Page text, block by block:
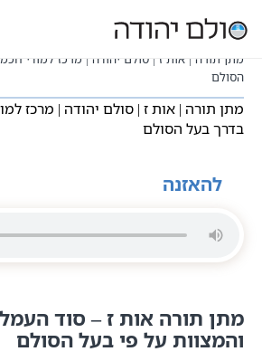
content
עמוד ראשי
מתן
שיעורי קבלה כתבי אשלג
מתן תורה | אות ז | סולם יהודה | מרכז למודי
הסולם
מתן תורה | אות ז | סולם יהודה | מרכז
בדרך בעל הסולם
להאזנה
מתן תורה אות ז – סוד
והמצוות על פי בעל הסולם